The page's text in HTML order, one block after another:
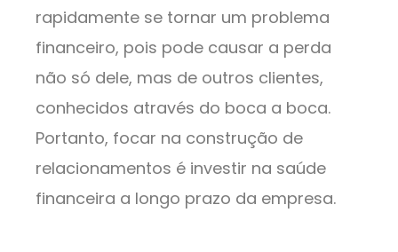
rapidamente se tornar um problema
financeiro, pois pode causar a perda
não só dele, mas de outros clientes,
conhecidos através do boca a boca.
Portanto, focar na construção de
relacionamentos é investir na saúde
financeira a longo prazo da empresa.